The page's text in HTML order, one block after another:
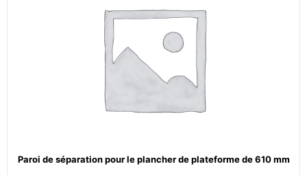
Paroi de séparation pour le plancher de plateforme de 610 mm